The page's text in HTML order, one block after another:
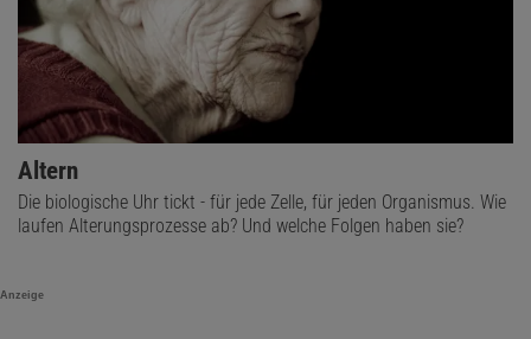
Altern
Die biologische Uhr tickt - für jede Zelle, für jeden Organismus. Wie
laufen Alterungsprozesse ab? Und welche Folgen haben sie?
Anzeige